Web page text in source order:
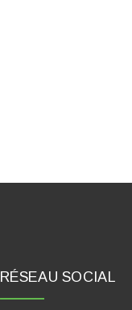
RÉSEAU SOCIAL